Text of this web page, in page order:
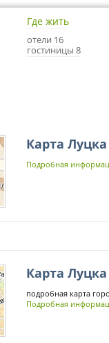
Где жить
отели 16
гостиницы 8
Карта Луцка
Подробная
Карта
подробная карта
Подробная